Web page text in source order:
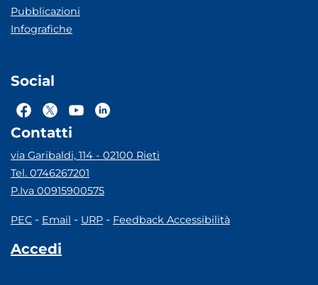
Pubblicazioni
Infografiche
Social
Contatti
via Garibaldi, 114 - 02100 Rieti
Tel. 0746267201
P.Iva 00915900575
PEC - Email - URP - Feedback Accessibilità
Accedi